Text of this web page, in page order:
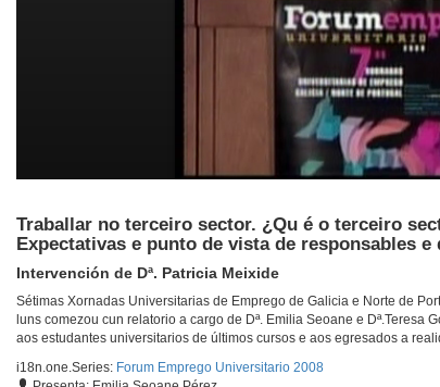
Traballar no terceiro sector. ¿Qu é o terceiro
Expectativas e punto de vista de responsables
Intervención de Dª. Patricia Meixide
Sétimas Xornadas Universitarias de Emprego de Galicia e Norte de
luns comezou cun relatorio a cargo de Dª. Emilia Seoane e
aos estudantes universitarios de últimos cursos e aos egresados a
i18n.one.Series: Forum Emprego Universitario 2008